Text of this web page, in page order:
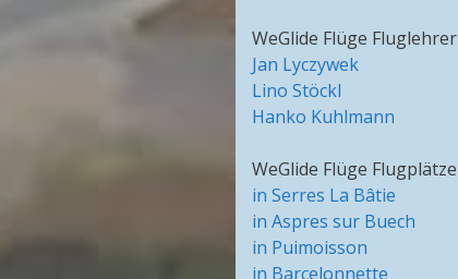
WeGlide Flüge Fluglehrer
Jan Lyczywek
Lino Stöckl
Hanko Kuhlmann
WeGlide Flüge Flugplätze
in Serres La Bâtie
in Aspres sur Buech
in Puimoisson
in Barcelonnette